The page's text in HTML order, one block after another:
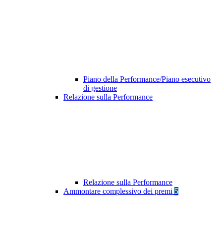
Piano della Performance/Piano esecutivo
di gestione
Relazione sulla Performance
Relazione sulla Performance
Ammontare complessivo dei premi 5